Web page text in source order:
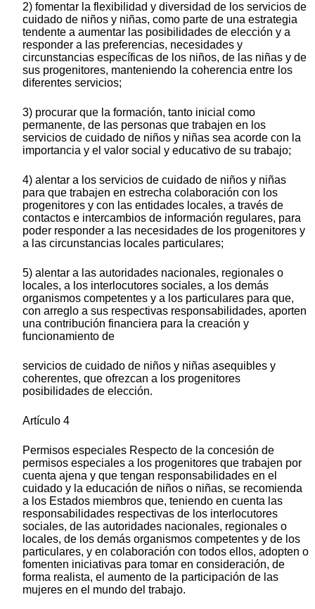
2) fomentar la flexibilidad y diversidad de los servicios de
cuidado de niños y niñas, como parte de una estrategia
tendente a aumentar las posibilidades de elección y a
responder a las preferencias, necesidades y
circunstancias específicas de los niños, de las niñas y de
sus progenitores, manteniendo la coherencia entre los
diferentes servicios;
3) procurar que la formación, tanto inicial como
permanente, de las personas que trabajen en los
servicios de cuidado de niños y niñas sea acorde con la
importancia y el valor social y educativo de su trabajo;
4) alentar a los servicios de cuidado de niños y niñas
para que trabajen en estrecha colaboración con los
progenitores y con las entidades locales, a través de
contactos e intercambios de información regulares, para
poder responder a las necesidades de los progenitores y
a las circunstancias locales particulares;
5) alentar a las autoridades nacionales, regionales o
locales, a los interlocutores sociales, a los demás
organismos competentes y a los particulares para que,
con arreglo a sus respectivas responsabilidades, aporten
una contribución financiera para la creación y
funcionamiento de
servicios de cuidado de niños y niñas asequibles y
coherentes, que ofrezcan a los progenitores
posibilidades de elección.
Artículo 4
Permisos especiales Respecto de la concesión de
permisos especiales a los progenitores que trabajen por
cuenta ajena y que tengan responsabilidades en el
cuidado y la educación de niños o niñas, se recomienda
a los Estados miembros que, teniendo en cuenta las
responsabilidades respectivas de los interlocutores
sociales, de las autoridades nacionales, regionales o
locales, de los demás organismos competentes y de los
particulares, y en colaboración con todos ellos, adopten o
fomenten iniciativas para tomar en consideración, de
forma realista, el aumento de la participación de las
mujeres en el mundo del trabajo.